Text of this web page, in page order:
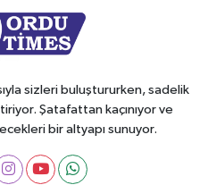
sizleri buluştururken, sadelik
Şatafattan kaçınıyor ve
bir altyapı sunuyor.